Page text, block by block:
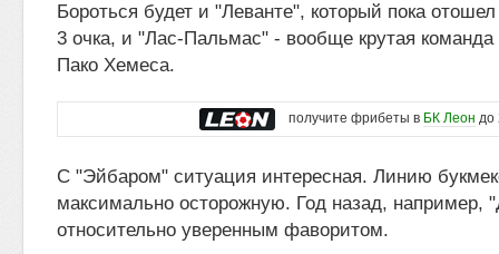
Бороться будет и "Леванте", который пока
3 очка, и "Лас-Пальмас" - вообще крутая команда
Пако Хемеса.
получите фрибеты в БК Леон до
С "Эйбаром" ситуация интересная. Линию
максимально осторожную. Год назад, например,
относительно уверенным фаворитом.